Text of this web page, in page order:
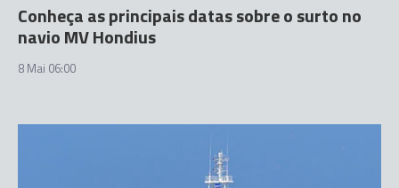
Conheça as principais datas sobre o surto no
navio MV Hondius
8 Mai 06:00